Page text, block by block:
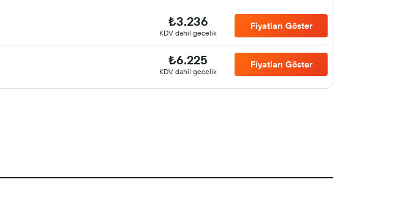
₺3.236
KDV dahil gecelik
Fiyatları Göster
₺6.225
KDV dahil gecelik
Fiyatları Göster